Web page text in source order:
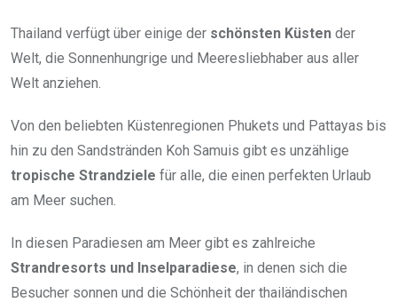
Thailand verfügt über einige der schönsten Küsten der
Welt, die Sonnenhungrige und Meeresliebhaber aus aller
Welt anziehen.
Von den beliebten Küstenregionen Phukets und Pattayas bis
hin zu den Sandstränden Koh Samuis gibt es unzählige
tropische Strandziele für alle, die einen perfekten Urlaub
am Meer suchen.
In diesen Paradiesen am Meer gibt es zahlreiche
Strandresorts und Inselparadiese, in denen sich die
Besucher sonnen und die Schönheit der thailändischen